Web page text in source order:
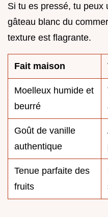
Si tu es pressé, tu peux
gâteau blanc du
texture est flagrante.
Fait maison
Moelleux humide et
beurré
Goût de vanille
authentique
Tenue parfaite des
fruits